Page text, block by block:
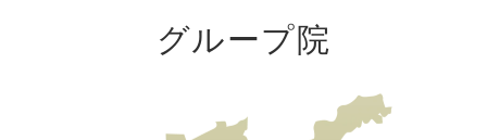
グループ院